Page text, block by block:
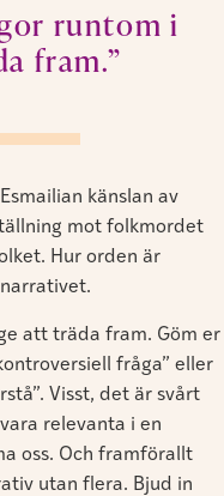
runtom i
fram.”
känslan av
mot folkmordet
Hur orden är
att träda fram. Göm er
fråga” eller
Visst, det är svårt
relevanta i en
oss. Och framförallt
utan flera. Bjud in